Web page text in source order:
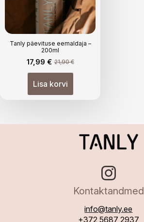
Tanly päevituse eemaldaja –
200ml
21,90€
Algne
hind
oli:
17,99 €Praegune
hind
on:
Lisa korvi
Kontaktandmed
info@tanly.ee
+372 5687 2937